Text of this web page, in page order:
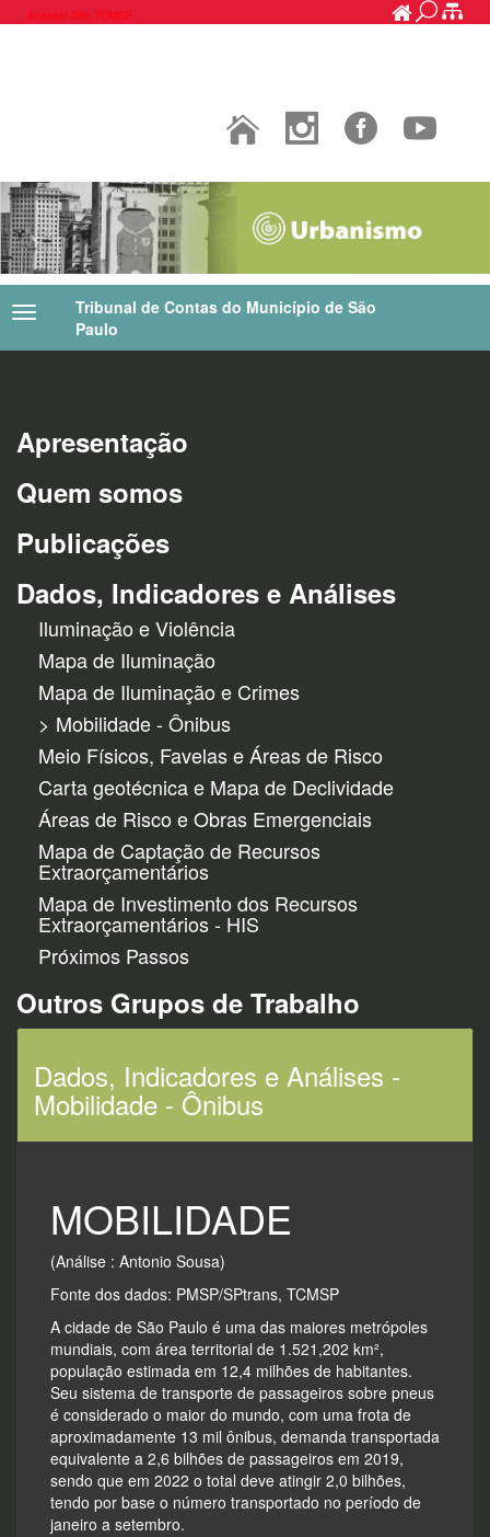
Acessar Site TCMSP
Tribunal de Contas do Município de São
Paulo
Apresentação
Quem somos
Publicações
Dados, Indicadores e Análises
Iluminação e Violência
Mapa de Iluminação
Mapa de Iluminação e Crimes
> Mobilidade - Ônibus
Meio Físicos, Favelas e Áreas de Risco
Carta geotécnica e Mapa de Declividade
Áreas de Risco e Obras Emergenciais
Mapa de Captação de Recursos
Extraorçamentários
Mapa de Investimento dos Recursos
Extraorçamentários - HIS
Próximos Passos
Outros Grupos de Trabalho
Dados, Indicadores e Análises -
Mobilidade - Ônibus
MOBILIDADE
(Análise : Antonio Sousa)
Fonte dos dados: PMSP/SPtrans, TCMSP
A cidade de São Paulo é uma das maiores metrópoles
mundiais, com área territorial de 1.521,202 km²,
população estimada em 12,4 milhões de habitantes.
Seu sistema de transporte de passageiros sobre pneus
é considerado o maior do mundo, com uma frota de
aproximadamente 13 mil ônibus, demanda transportada
equivalente a 2,6 bilhões de passageiros em 2019,
sendo que em 2022 o total deve atingir 2,0 bilhões,
tendo por base o número transportado no período de
janeiro a setembro.